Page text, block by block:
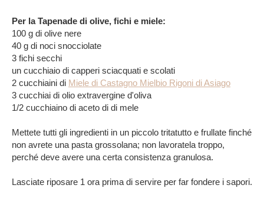
Per la Tapenade di olive, fichi e miele:
100 g di olive nere
40 g di noci snocciolate
3 fichi secchi
un cucchiaio di capperi sciacquati e scolati
2 cucchiaini di Miele di Castagno Mielbio Rigoni di Asiago
3 cucchiai di olio extravergine d'oliva
1/2 cucchiaino di aceto di di mele
Mettete tutti gli ingredienti in un piccolo tritatutto e frullate finché
non avrete una pasta grossolana; non lavoratela troppo,
perché deve avere una certa consistenza granulosa.
Lasciate riposare 1 ora prima di servire per far fondere i sapori.